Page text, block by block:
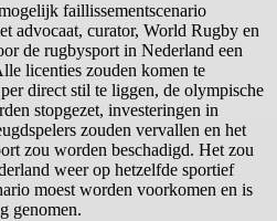
faillissementscenario
advocaat, curator, World Rugby en
de rugbysport in Nederland een
licenties zouden komen te
direct stil te liggen, de olympische
stopgezet, investeringen in
zouden vervallen en het
zou worden beschadigd. Het zou
weer op hetzelfde sportief
moest worden voorkomen en is
genomen.